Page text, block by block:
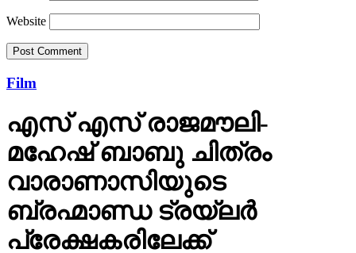
Website
Film
എസ് എസ് രാജമൗലി-
മഹേഷ് ബാബു ചിത്രം
വാരാണാസിയുടെ
ബ്രഹ്മാണ്ഡ ട്രയ്ലർ
പ്രേക്ഷകരിലേക്ക്